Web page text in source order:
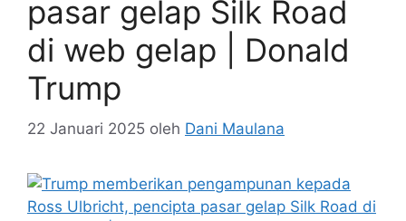
pasar gelap Silk Road
di web gelap | Donald
Trump
22 Januari 2025 oleh Dani Maulana